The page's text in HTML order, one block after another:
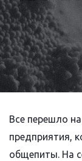
Все перешло на
предприятия,
общепиты. На